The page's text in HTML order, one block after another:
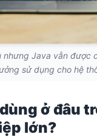
nhưng Java vẫn được
sử dụng cho hệ
ở đâu
lớn?